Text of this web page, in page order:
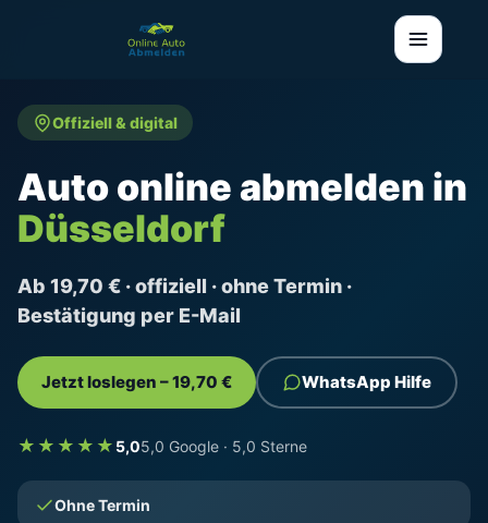
Offiziell & digital
Auto online abmelden in
Düsseldorf
Ab 19,70 € · offiziell · ohne Termin ·
Bestätigung per E-Mail
Jetzt loslegen – 19,70 € WhatsApp Hilfe
★★★★★ 5,05,0 Google · 5,0 Sterne
Ohne Termin